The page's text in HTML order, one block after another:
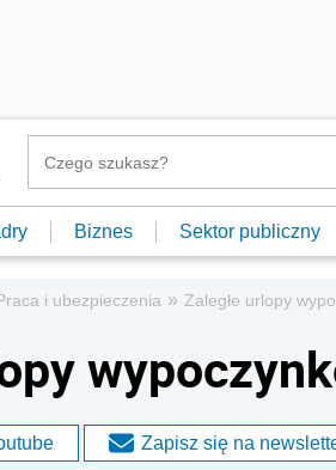
Biznes Sektor publiczny
i ubezpieczenia » Zaległe urlopy
Zapisz się na